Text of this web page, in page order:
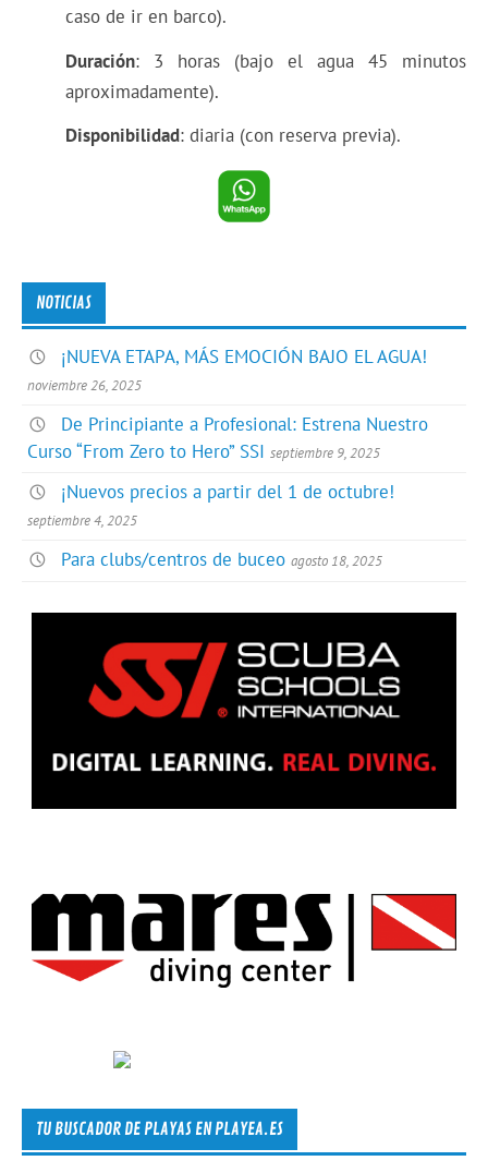
caso de ir en barco).
Duración: 3 horas (bajo el agua 45 minutos
aproximadamente).
Disponibilidad: diaria (con reserva previa).
NOTICIAS
¡NUEVA ETAPA, MÁS EMOCIÓN BAJO EL AGUA!
noviembre 26, 2025
De Principiante a Profesional: Estrena Nuestro
Curso “From Zero to Hero” SSI septiembre 9, 2025
¡Nuevos precios a partir del 1 de octubre!
septiembre 4, 2025
Para clubs/centros de buceo agosto 18, 2025
TU BUSCADOR DE PLAYAS EN PLAYEA.ES